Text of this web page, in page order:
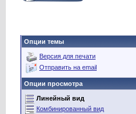
Опции темы
Версия для печати
Отправить на email
Опции просмотра
Линейный вид
Комбинированный вид